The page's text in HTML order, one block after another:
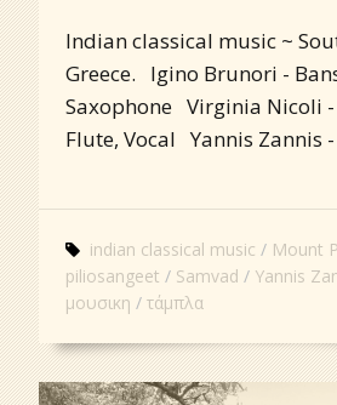
Indian classical music ~
Greece. Igino Brunori -
Saxophone Virginia Nicoli
Flute, Vocal Yannis
indian classical music
Mount
piliosangeet
Samvad Yannis
μουσικη
τάμπλα